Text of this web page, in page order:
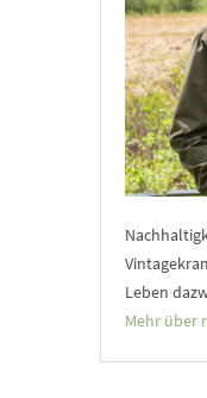
Leben
Mehr über